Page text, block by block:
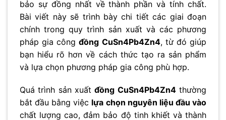
bảo sự đồng nhất về thành phần và tính chất.
Bài viết này sẽ trình bày chi tiết các giai đoạn
chính trong quy trình sản xuất và các phương
pháp gia côngđồng CuSn4Pb4Zn4, từ đó giúp
bạn hiểu rõ hơn về cách thức tạo ra sản phẩm
và lựa chọn phương pháp gia công phù hợp.
Quá trình sản xuấtđồng CuSn4Pb4Zn4thường
bắt đầu bằng việc lựa chọn nguyên liệu đầu vào
chất lượng cao, đảm bảo độ tinh khiết và thành